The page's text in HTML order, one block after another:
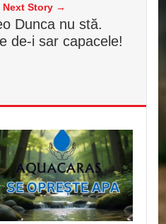
Next Story →
Dunca nu stă.
de-i sar capacele!